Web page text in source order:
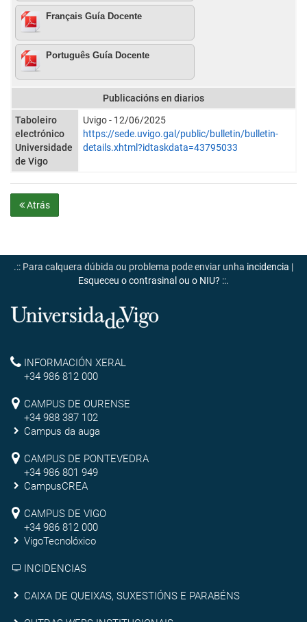
Français Guía Docente
Português Guía Docente
Publicacións en diarios
Taboleiro
electrónico
Universidade
de Vigo
Uvigo - 12/06/2025
https://sede.uvigo.gal/public/bulletin/bulletin-
details.xhtml?idtaskdata=43795033
Atrás
.:: Para calquera dúbida ou problema pode enviar unha incidencia |
Esqueceu o contrasinal ou o NIU? ::.
Universidade
Vigo
Reitoría
INFORMACIÓN XERAL
+34 986 812 000
Campus
de
Ourense
CAMPUS DE OURENSE
+34 988 387 102
Campus da auga
Campus
de
Pontevedra
CAMPUS DE PONTEVEDRA
+34 986 801 949
CampusCREA
Campus
de
Vigo
CAMPUS DE VIGO
+34 986 812 000
VigoTecnolóxico
INCIDENCIAS
Caixa
CAIXA DE QUEIXAS, SUXESTIÓNS E PARABÉNS